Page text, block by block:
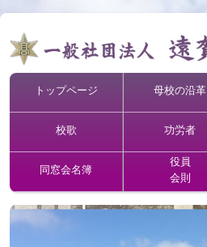
トップページ 母校の沿革
校歌 功労者
同窓会名簿
役員
会則